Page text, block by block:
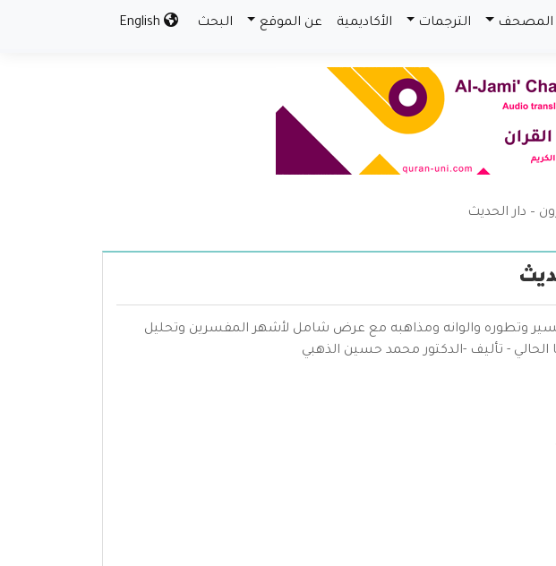
المصحف الترجمات الأكاديمية عن الموقع البحث
– دار الحديث
وتطوره والوانه ومذاهبه مع عرض شامل لأشهر المفسرين وتحليل
- تأليف -الدكتور محمد حسين الذهبي